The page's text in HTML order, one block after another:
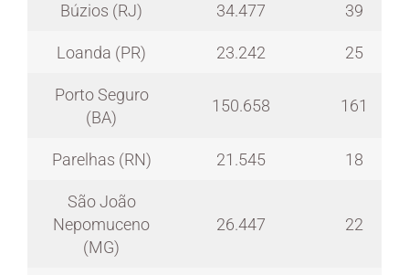
Búzios (RJ) 34.477 39
Loanda (PR) 23.242 25
Porto Seguro
(BA)
150.658 161
Parelhas (RN) 21.545 18
São João
Nepomuceno
(MG)
26.447 22